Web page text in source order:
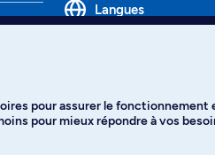
Langues
pour assurer le fonctionnement
pour mieux répondre à vos